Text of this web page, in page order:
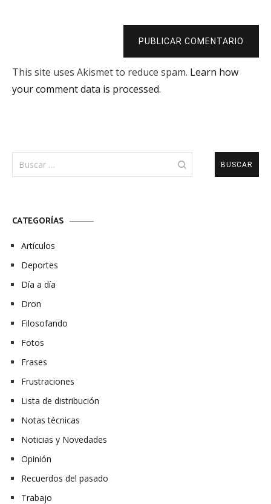
PUBLICAR COMENTARIO
This site uses Akismet to reduce spam. Learn how
your comment data is processed.
CATEGORÍAS
Artículos
Deportes
Día a día
Dron
Filosofando
Fotos
Frases
Frustraciones
Lista de distribución
Notas técnicas
Noticias y Novedades
Opinión
Recuerdos del pasado
Trabajo